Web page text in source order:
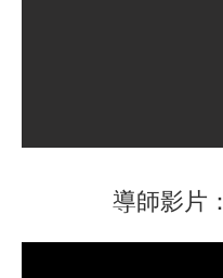
​導師影片：